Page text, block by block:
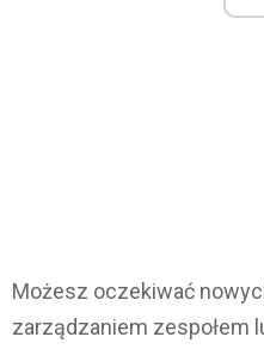
Możesz oczekiwać
zarządzaniem zespołem